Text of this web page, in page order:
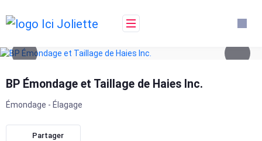
to
content
BP Émondage et Taillage de Haies Inc.
Émondage - Élagage
Partager